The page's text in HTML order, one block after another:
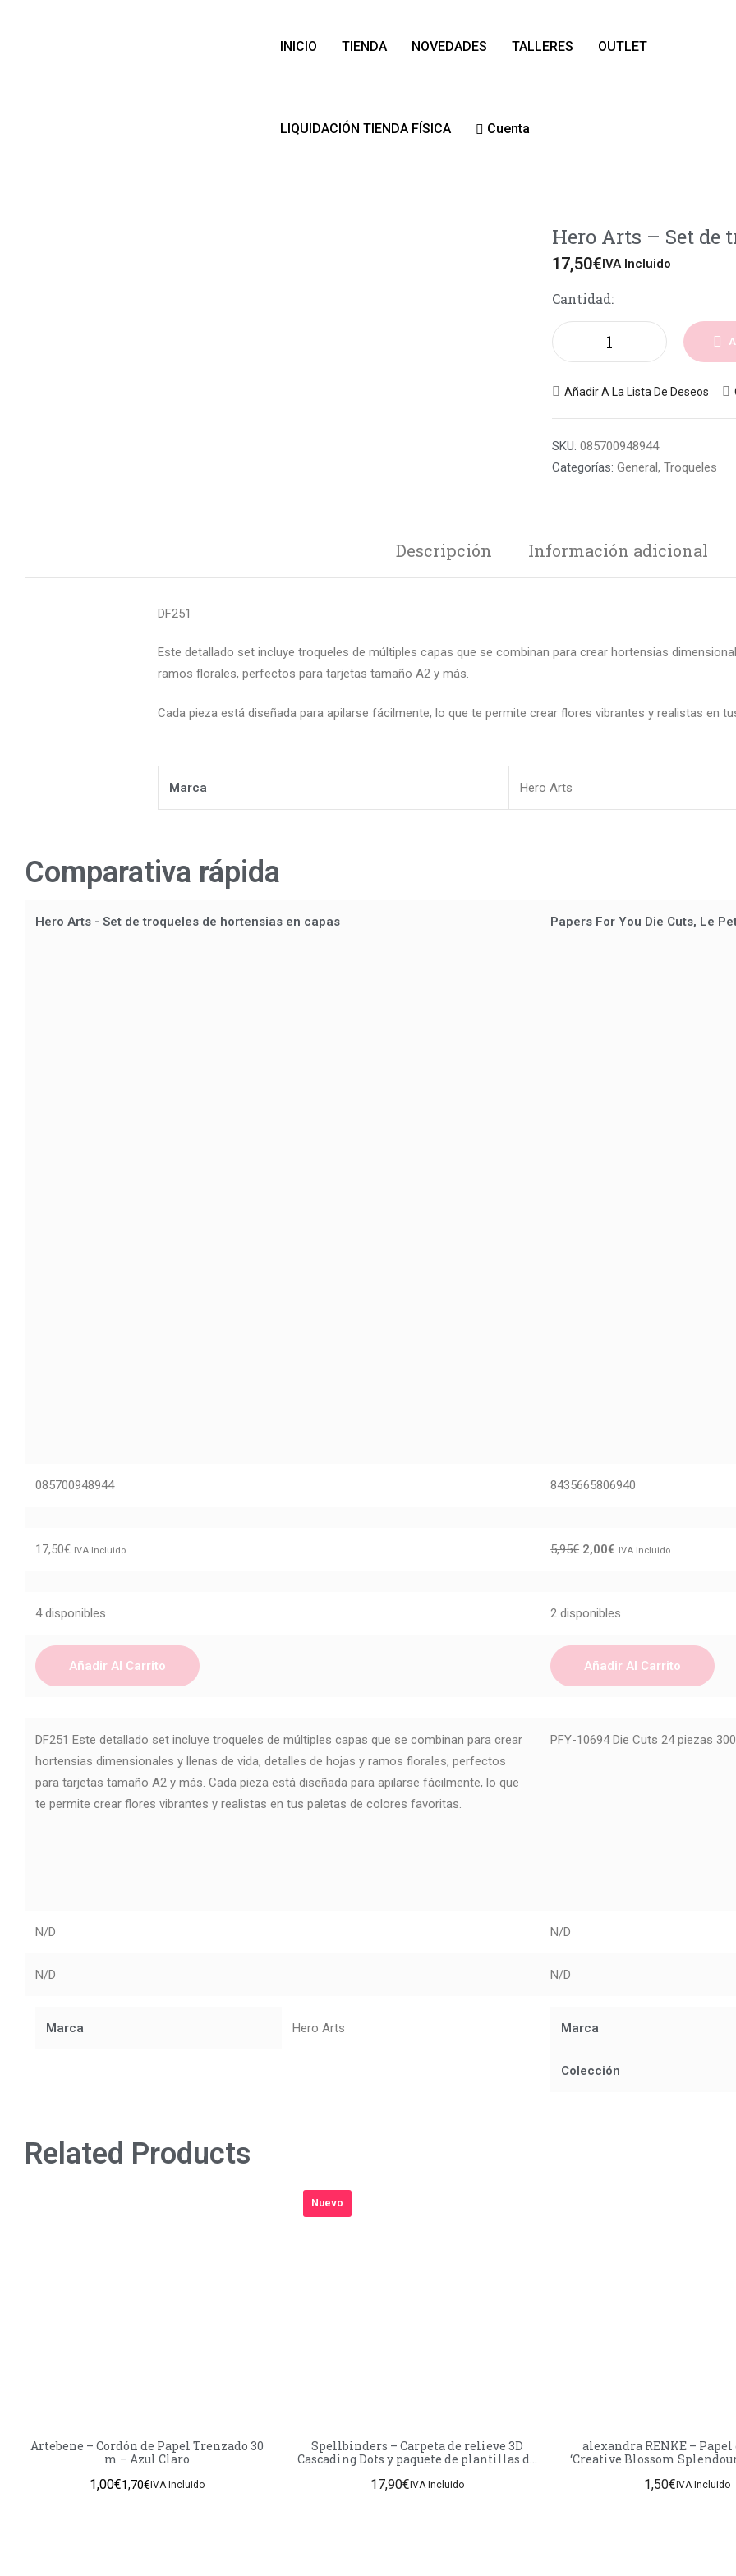
INICIO TIENDA NOVEDADES TALLERES OUTLET
LIQUIDACIÓN TIENDA FÍSICA Cuenta
Hero Arts – Set de
17,50€IVA Incluido
Cantidad:
Añadir A La Lista De Deseos
SKU: 085700948944
Categorías: General, Troqueles
Descripción Información adicional
DF251
Este detallado set incluye troqueles de múltiples capas que se combinan para crear hortensias
ramos florales, perfectos para tarjetas tamaño A2 y más.
Cada pieza está diseñada para apilarse fácilmente, lo que te permite crear flores vibrantes y realistas en
Marca Hero Arts
Comparativa rápida
Hero Arts - Set de troqueles de hortensias en capas Papers For You Die Cuts, Le
085700948944 8435665806940
17,50€ IVA Incluido 5,95€ 2,00€ IVA Incluido
4 disponibles 2 disponibles
Añadir Al Carrito Añadir Al Carrito
DF251 Este detallado set incluye troqueles de múltiples capas que se combinan para crear
hortensias dimensionales y llenas de vida, detalles de hojas y ramos florales, perfectos
para tarjetas tamaño A2 y más. Cada pieza está diseñada para apilarse fácilmente, lo que
te permite crear flores vibrantes y realistas en tus paletas de colores favoritas.
PFY-10694 Die Cuts 24 piezas
N/D N/D
N/D N/D
Marca Hero Arts Marca
Colección
Related Products
Artebene – Cordón de Papel Trenzado 30
m – Azul Claro
1,70€
1,00€ IVA Incluido
Nuevo
Spellbinders – Carpeta de relieve 3D
Cascading Dots y paquete de plantillas de
17,90€IVA Incluido
alexandra RENKE – Papel
‘Creative Blossom
1,50€IVA Incluido